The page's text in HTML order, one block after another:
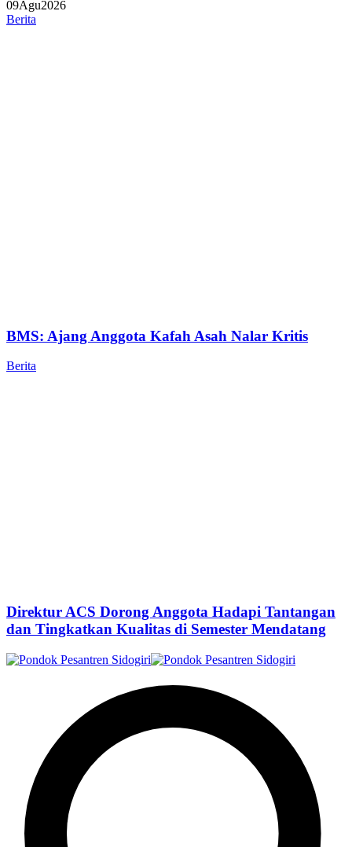
09Agu2026
Berita
BMS: Ajang Anggota Kafah Asah Nalar Kritis
Berita
Direktur ACS Dorong Anggota Hadapi Tantangan
dan Tingkatkan Kualitas di Semester Mendatang